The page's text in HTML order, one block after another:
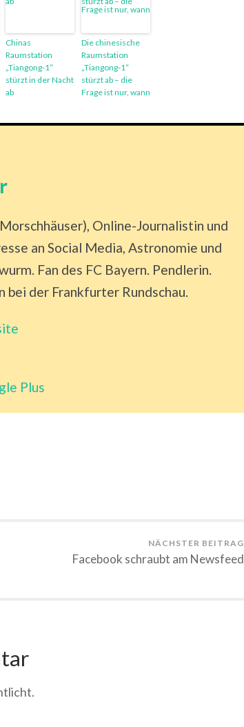
Chinas
Raumstation
„Tiangong-1“
stürzt in der Nacht
ab
Die chinesische
Raumstation
„Tiangong-1“
stürzt ab – die
Frage ist nur, wann
Online-Journalistin und
an Social Media, Astronomie und
Fan des FC Bayern. Pendlerin.
bei der Frankfurter Rundschau.
NÄCHSTER BEITRAG
Facebook schraubt am Newsfeed